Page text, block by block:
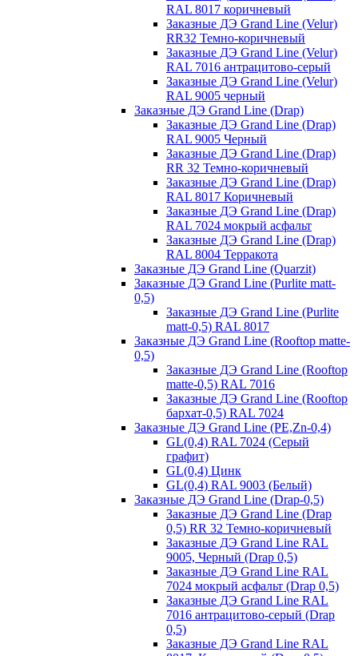
RAL 8017 коричневый
Заказные ДЭ Grand Line (Velur)
RR32 Темно-коричневый
Заказные ДЭ Grand Line (Velur)
RAL 7016 антрацитово-серый
Заказные ДЭ Grand Line (Velur)
RAL 9005 черный
Заказные ДЭ Grand Line (Drap)
Заказные ДЭ Grand Line (Drap)
RAL 9005 Черный
Заказные ДЭ Grand Line (Drap)
RR 32 Темно-коричневый
Заказные ДЭ Grand Line (Drap)
RAL 8017 Коричневый
Заказные ДЭ Grand Line (Drap)
RAL 7024 мокрый асфальт
Заказные ДЭ Grand Line (Drap)
RAL 8004 Терракота
Заказные ДЭ Grand Line (Quarzit)
Заказные ДЭ Grand Line (Purlite matt-
0,5)
Заказные ДЭ Grand Line (Purlite
matt-0,5) RAL 8017
Заказные ДЭ Grand Line (Rooftop matte-
0,5)
Заказные ДЭ Grand Line (Rooftop
matte-0,5) RAL 7016
Заказные ДЭ Grand Line (Rooftop
бархат-0,5) RAL 7024
Заказные ДЭ Grand Line (PE,Zn-0,4)
GL(0,4) RAL 7024 (Серый
графит)
GL(0,4) Цинк
GL(0,4) RAL 9003 (Белый)
Заказные ДЭ Grand Line (Drap-0,5)
Заказные ДЭ Grand Line (Drap
0,5) RR 32 Темно-коричневый
Заказные ДЭ Grand Line RAL
9005, Черный (Drap 0,5)
Заказные ДЭ Grand Line RAL
7024 мокрый асфальт (Drap 0,5)
Заказные ДЭ Grand Line RAL
7016 антрацитово-серый (Drap
0,5)
Заказные ДЭ Grand Line RAL